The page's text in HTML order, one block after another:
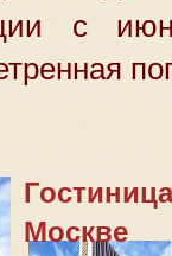
с
Москве